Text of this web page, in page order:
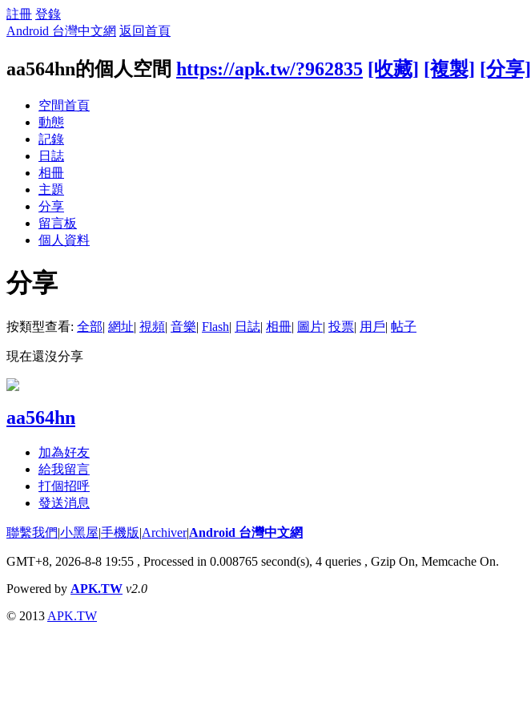
註冊 登錄
Android 台灣中文網 返回首頁
aa564hn的個人空間 https://apk.tw/?962835 [收藏] [複製] [分享]
空間首頁
動態
記錄
日誌
相冊
主題
分享
留言板
個人資料
分享
按類型查看: 全部| 網址| 視頻| 音樂| Flash| 日誌| 相冊| 圖片| 投票| 用戶| 帖子
現在還沒分享
aa564hn
加為好友
給我留言
打個招呼
發送消息
聯繫我們|小黑屋|手機版|Archiver|Android 台灣中文網
GMT+8, 2026-8-8 19:55 , Processed in 0.008765 second(s), 4 queries , Gzip On, Memcache On.
Powered by APK.TW v2.0
© 2013 APK.TW